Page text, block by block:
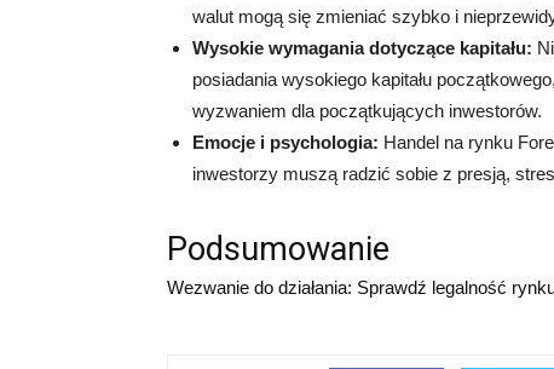
walut mogą się zmieniać szybko i
Wysokie wymagania dotyczące kapitału:
posiadania wysokiego kapitału
wyzwaniem dla początkujących inwestorów.
Emocje i psychologia: Handel na rynku
inwestorzy muszą radzić sobie z presją,
Podsumowanie
Wezwanie do działania: Sprawdź legalność